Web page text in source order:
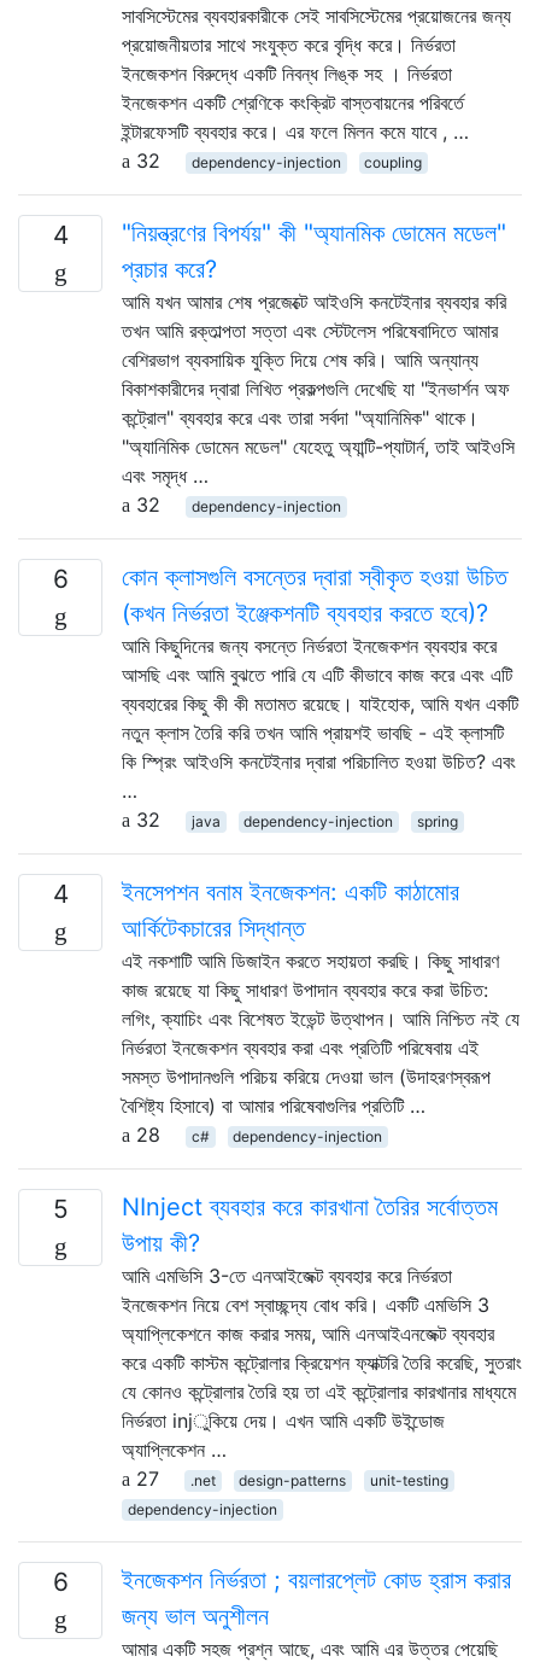
সাবসিস্টেমের ব্যবহারকারীকে সেই সাবসিস্টেমের প্রয়োজনের জন্য
প্রয়োজনীয়তার সাথে সংযুক্ত করে বৃদ্ধি করে। নির্ভরতা
ইনজেকশন বিরুদ্ধে একটি নিবন্ধ লিঙ্ক সহ । নির্ভরতা
ইনজেকশন একটি শ্রেণিকে কংক্রিট বাস্তবায়নের পরিবর্তে
ইন্টারফেসটি ব্যবহার করে। এর ফলে মিলন কমে যাবে , …
32
dependency-injection coupling
4
"নিয়ন্ত্রণের বিপর্যয়" কী "অ্যানমিক ডোমেন মডেল"
প্রচার করে?
আমি যখন আমার শেষ প্রজেক্টে আইওসি কনটেইনার ব্যবহার করি
তখন আমি রক্তাল্পতা সত্তা এবং স্টেটলেস পরিষেবাদিতে আমার
বেশিরভাগ ব্যবসায়িক যুক্তি দিয়ে শেষ করি। আমি অন্যান্য
বিকাশকারীদের দ্বারা লিখিত প্রকল্পগুলি দেখেছি যা "ইনভার্শন অফ
কন্ট্রোল" ব্যবহার করে এবং তারা সর্বদা "অ্যানিমিক" থাকে।
"অ্যানিমিক ডোমেন মডেল" যেহেতু অ্যান্টি-প্যাটার্ন, তাই আইওসি
এবং সমৃদ্ধ …
32
dependency-injection
6
কোন ক্লাসগুলি বসন্তের দ্বারা স্বীকৃত হওয়া উচিত
(কখন নির্ভরতা ইঞ্জেকশনটি ব্যবহার করতে হবে)?
আমি কিছুদিনের জন্য বসন্তে নির্ভরতা ইনজেকশন ব্যবহার করে
আসছি এবং আমি বুঝতে পারি যে এটি কীভাবে কাজ করে এবং এটি
ব্যবহারের কিছু কী কী মতামত রয়েছে। যাইহোক, আমি যখন একটি
নতুন ক্লাস তৈরি করি তখন আমি প্রায়শই ভাবছি - এই ক্লাসটি
কি স্প্রিং আইওসি কনটেইনার দ্বারা পরিচালিত হওয়া উচিত? এবং
…
32
java dependency-injection spring
4
ইনসেপশন বনাম ইনজেকশন: একটি কাঠামোর
আর্কিটেকচারের সিদ্ধান্ত
এই নকশাটি আমি ডিজাইন করতে সহায়তা করছি। কিছু সাধারণ
কাজ রয়েছে যা কিছু সাধারণ উপাদান ব্যবহার করে করা উচিত:
লগিং, ক্যাচিং এবং বিশেষত ইভেন্ট উত্থাপন। আমি নিশ্চিত নই যে
নির্ভরতা ইনজেকশন ব্যবহার করা এবং প্রতিটি পরিষেবায় এই
সমস্ত উপাদানগুলি পরিচয় করিয়ে দেওয়া ভাল (উদাহরণস্বরূপ
বৈশিষ্ট্য হিসাবে) বা আমার পরিষেবাগুলির প্রতিটি …
28
c# dependency-injection
5
NInject ব্যবহার করে কারখানা তৈরির সর্বোত্তম
উপায় কী?
আমি এমভিসি 3-তে এনআইজেক্ট ব্যবহার করে নির্ভরতা
ইনজেকশন নিয়ে বেশ স্বাচ্ছন্দ্য বোধ করি। একটি এমভিসি 3
অ্যাপ্লিকেশনে কাজ করার সময়, আমি এনআইএনজেক্ট ব্যবহার
করে একটি কাস্টম কন্ট্রোলার ক্রিয়েশন ফ্যাক্টরি তৈরি করেছি, সুতরাং
যে কোনও কন্ট্রোলার তৈরি হয় তা এই কন্ট্রোলার কারখানার মাধ্যমে
নির্ভরতা injুকিয়ে দেয়। এখন আমি একটি উইন্ডোজ
অ্যাপ্লিকেশন …
27
.net design-patterns
unit-testing
dependency-injection
6
ইনজেকশন নির্ভরতা ; বয়লারপ্লেট কোড হ্রাস করার
জন্য ভাল অনুশীলন
আমার একটি সহজ প্রশ্ন আছে, এবং আমি এর উত্তর পেয়েছি